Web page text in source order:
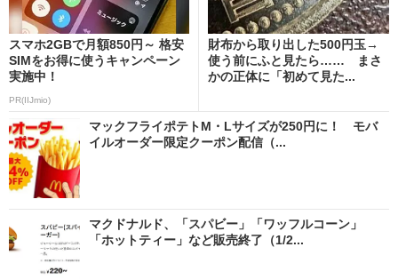
スマホ2GBで月額850円～ 格安
SIMをお得に使うキャンペーン
実施中！
PR(IIJmio)
財布から取り出した500円玉→
使う前にふと見たら…… まさ
かの正体に「初めて見た...
マックフライポテトM・Lサイズが250円に！ モバ
イルオーダー限定クーポン配信（...
マクドナルド、「スパビー」「ワッフルコーン」
「ホットティー」など販売終了（1/2...